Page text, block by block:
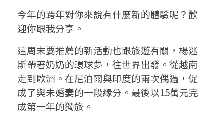
今年的跨年對你來說有什麼新的體驗呢？歡
迎你跟我分享。
這周末要推薦的新活動也跟旅遊有關，楊迷
斯帶著奶奶的環球夢，往世界出發。從越南
走到歐洲。在尼泊爾與印度的兩次偶遇，促
成了與未婚妻的一段緣分。最後以15萬元完
成第一年的獨旅。